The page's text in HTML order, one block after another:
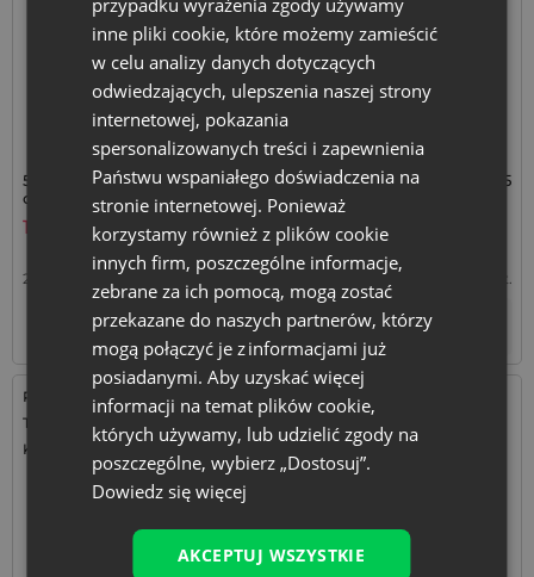
5 szt. Worki satynowe 22 x 30
cm - czerwone
13,59
2,72 1 op. = 5 szt.
op. +
1 szt. Worek satynowy 26 x 35
cm - Wielkanoc - Kreda
Pisanka
14,59 zł
1 op. = 1 szt.
– op. +
Rozmiar: 26x35 cm
Tkanina: Satyna
Kolor:
Rozmiar: 26x35 cm
Tkanina: Satyna
przypadku wyrażenia zgody używamy
inne pliki cookie, które możemy zamieścić
w celu analizy danych dotyczących
odwiedzających, ulepszenia naszej strony
internetowej, pokazania
spersonalizowanych treści i zapewnienia
Państwu wspaniałego doświadczenia na
stronie internetowej. Ponieważ
korzystamy również z plików cookie
innych firm, poszczególne informacje,
zebrane za ich pomocą, mogą zostać
przekazane do naszych partnerów, którzy
mogą połączyć je z informacjami już
posiadanymi. Aby uzyskać więcej
informacji na temat plików cookie,
których używamy, lub udzielić zgody na
poszczególne, wybierz „Dostosuj”.
Dowiedz się więcej
AKCEPTUJ WSZYSTKIE